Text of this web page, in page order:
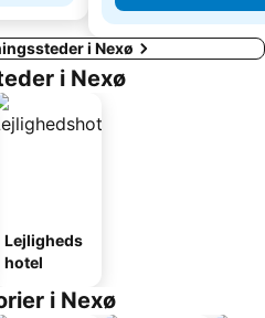
i Nexø
i Nexø
Lejligheds
hotel
i Nexø